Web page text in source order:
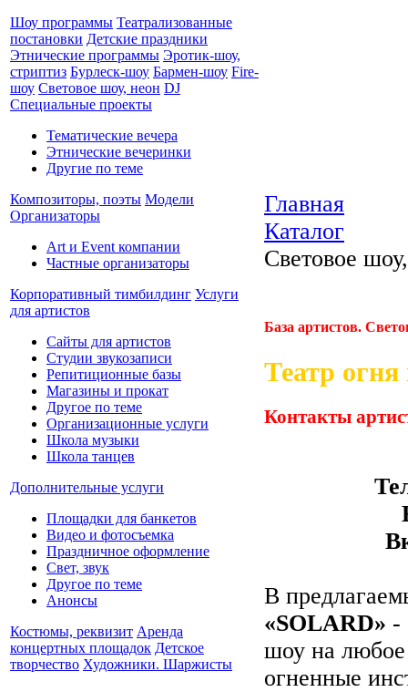
Шоу программы Театрализованные
постановки Детские праздники
Этнические программы Эротик-шоу,
стриптиз Бурлеск-шоу Бармен-шоу Fire-
шоу Световое шоу, неон DJ
Специальные проекты
Тематические вечера
Этнические вечеринки
Другие по теме
Композиторы, поэты Модели
Организаторы
Art и Event компании
Частные организаторы
Корпоративный тимбилдинг Услуги
для артистов
Сайты для артистов
Студии звукозаписи
Репитиционные базы
Магазины и прокат
Другое по теме
Организационные услуги
Школа музыки
Школа танцев
Дополнительные услуги
Площадки для банкетов
Видео и фотосъемка
Праздничное оформление
Свет, звук
Другое по теме
Анонсы
Костюмы, реквизит Аренда
концертных площадок Детское
творчество Художники. Шаржисты
Главная
Каталог
Световое
База артистов.
Театр
Контакты
В
«SOLARD» -
шоу на любое
огненные